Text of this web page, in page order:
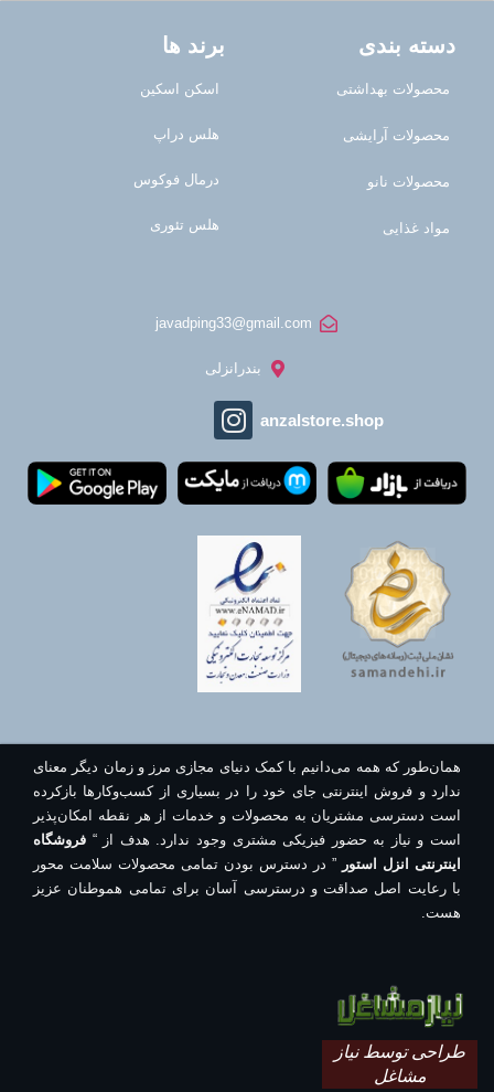
دسته بندی
محصولات بهداشتی
محصولات آرایشی
محصولات نانو
مواد غذایی
برند ها
اسکن اسکین
هلس دراپ
درمال فوکوس
هلس تئوری
javadping33@gmail.com
بندرانزلی
anzalstore.shop
همان‌طور که همه می‌دانیم با کمک دنیای مجازی مرز و زمان دیگر معنای
ندارد و فروش اینترنتی جای خود را در بسیاری از کسب‌وکارها بازکرده
است دسترسی مشتریان به محصولات و خدمات از هر نقطه امکان‌پذیر
است و نیاز به حضور فیزیکی مشتری وجود ندارد. هدف از “ فروشگاه
اینترنتی انزل استور” در دسترس بودن تمامی محصولات سلامت محور
با رعایت اصل صداقت و درسترسی آسان برای تمامی هموطنان عزیز
هست.
طراحی توسط نیاز
مشاغل